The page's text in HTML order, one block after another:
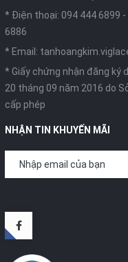
* Điện thoại: 094 444 6899 -
6886
* Email:
* Giấy chứng nhận đăng ký
20 tháng 09 năm 2016 do
cấp phép
NHẬN TIN KHUYẾN MÃI